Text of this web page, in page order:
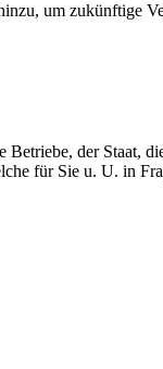
um zukünftige
der Staat,
für Sie u. U. in